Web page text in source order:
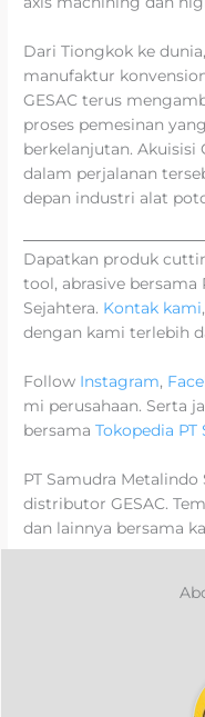
Dari Tiongkok ke
manufaktur
GESAC terus
proses pemesinan
berkelanjutan. Akuisisi
dalam perjalanan
depan industri alat
Dapatkan produk
tool, abrasive bersama
Sejahtera. Kontak kami
dengan kami terlebih
Follow Instagram,
mi perusahaan. Serta
bersamaTokopedia
PT Samudra
distributor GESAC.
dan lainnya bersama